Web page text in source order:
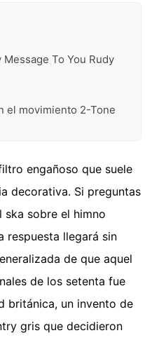
To You Rudy
el movimiento 2-Tone
engañoso que suele
decorativa. Si preguntas
sobre el himno
respuesta llegará sin
de que aquel
de los setenta fue
británica, un invento de
gris que decidieron